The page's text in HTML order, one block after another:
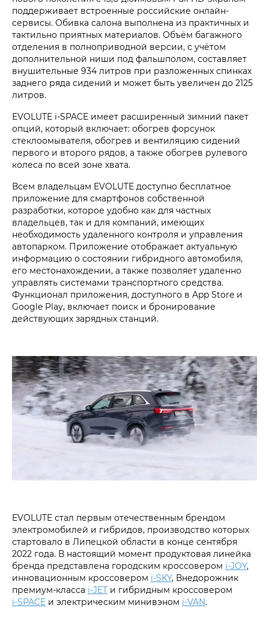
поддерживает встроенные российские онлайн-
сервисы. Обивка салона выполнена из практичных и
тактильно приятных материалов. Объём багажного
отделения в полноприводной версии, с учётом
дополнительной ниши под фальшполом, составляет
внушительные 934 литров при разложенных спинках
заднего ряда сидений и может быть увеличен до 2125
литров.
EVOLUTE i‑SPACE имеет расширенный зимний пакет
опций, который включает: обогрев форсунок
стеклоомывателя, обогрев и вентиляцию сидений
первого и второго рядов, а также обогрев рулевого
колеса по всей зоне хвата.
Всем владельцам EVOLUTE доступно бесплатное
приложение для смартфонов собственной
разработки, которое удобно как для частных
владельцев, так и для компаний, имеющих
необходимость удаленного контроля и управления
автопарком. Приложение отображает актуальную
информацию о состоянии гибридного автомобиля,
его местонахождении, а также позволяет удаленно
управлять системами транспортного средства.
Функционал приложения, доступного в App Store и
Google Play, включает поиск и бронирование
действующих зарядных станций.
EVOLUTE стал первым отечественным брендом
электромобилей и гибридов, производство которых
стартовало в Липецкой области в конце сентября
2022 года. В настоящий момент продуктовая линейка
бренда представлена городским кроссовером i‑JOY,
инновационным кроссовером i‑SKY, Внедорожник
премиум-класса i‑JET и гибридным кроссовером
i‑SPACE и электрическим минивэном i‑VAN.